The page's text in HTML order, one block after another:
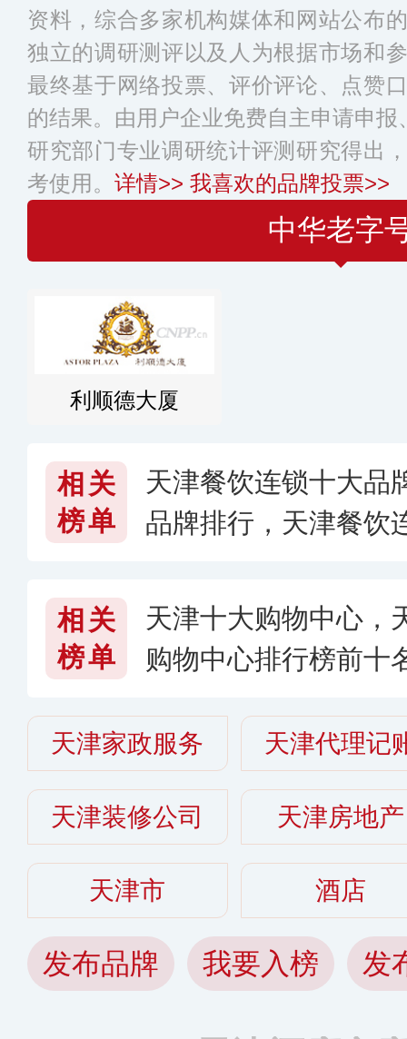
资料，综合多家机构媒体和网站公布
独立的调研测评以及人为根据市场和
最终基于网络投票、评价评论、点赞
的结果。由用户企业免费自主申请申
研究部门专业调研统计评测研究得出
考使用。 详情>> 我喜欢的品牌投票>>
中华老字
利顺德大厦
相关
榜单
天津餐饮连锁十大品
品牌排行，天津餐饮
相关
榜单
天津十大购物中心，
购物中心排行榜前十
天津家政服务 天津代理记
天津装修公司 天津房地产
天津市 酒店
发布品牌 我要入榜 发